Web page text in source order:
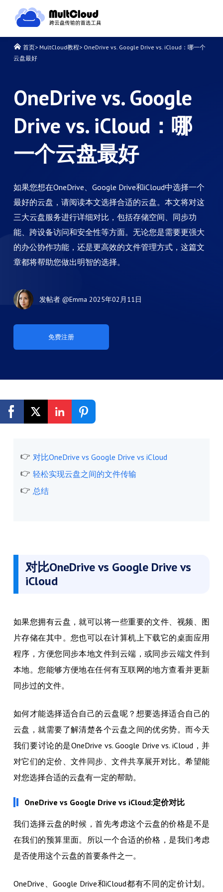
首页> MultCloud教程> OneDrive vs. Google Drive vs. iCloud：哪一个
云盘最好
OneDrive vs. Google
Drive vs. iCloud：哪
一个云盘最好
如果您想在OneDrive、Google Drive和iCloud中选择一个
最好的云盘，请阅读本文选择合适的云盘。本文将对这
三大云盘服务进行详细对比，包括存储空间、同步功
能、跨设备访问和安全性等方面。无论您是需要更强大
的办公协作功能，还是更高效的文件管理方式，这篇文
章都将帮助您做出明智的选择。
免费注册
发帖者 @Emma 2025年02月11日
对比OneDrive vs Google Drive vs iCloud
轻松实现云盘之间的文件传输
总结
对比OneDrive vs Google Drive vs
iCloud
如果您拥有云盘，就可以将一些重要的文件、视频、图
片存储在其中。您也可以在计算机上下载它的桌面应用
程序，方便您同步本地文件到云端，或同步云端文件到
本地。您能够方便地在任何有互联网的地方查看并更新
同步过的文件。
如何才能选择适合自己的云盘呢？想要选择适合自己的
云盘，就需要了解清楚各个云盘之间的优劣势。而今天
我们要讨论的是OneDrive vs. Google Drive vs. iCloud，并
对它们的定价、文件同步、文件共享展开对比。希望能
对您选择合适的云盘有一定的帮助。
OneDrive vs Google Drive vs iCloud:定价对比
我们选择云盘的时候，首先考虑这个云盘的价格是不是
在我们的预算里面。所以一个合适的价格，是我们考虑
是否使用这个云盘的首要条件之一。
OneDrive、Google Drive和iCloud都有不同的定价计划。